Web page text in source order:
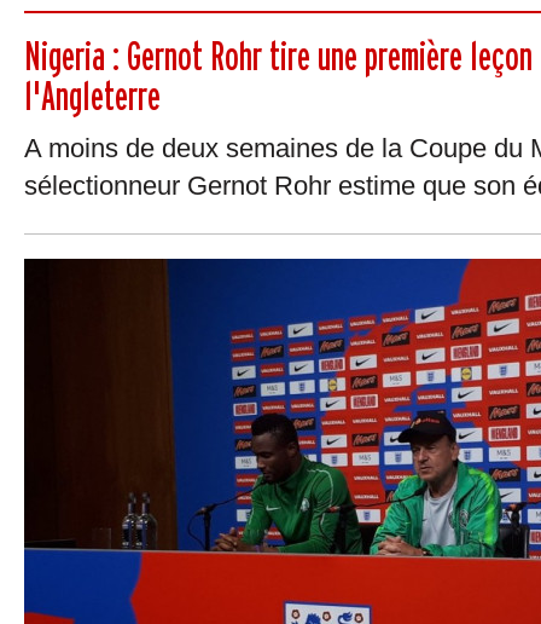
Nigeria : Gernot Rohr tire une première
l'Angleterre
A moins de deux semaines de la Coupe du
sélectionneur Gernot Rohr estime que son